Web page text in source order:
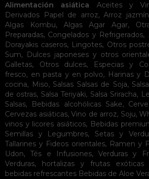
Alimentación asiática Aceites y
Derivados
Papel de arroz, Arroz jazmín
Algas Kombu, Algas Agar Agar,
Preparadas, Congelados y Refrigerados,
Dorayakis caseros, Lingotes, Otros
Sum, Dulces japoneses y otros
Galletas, Otros dulces, Especias y
fresco, en pasta y en polvo, Harinas y
cocina, Miso, Salsas Salsas de Soja,
de ostras, Salsa Teriyaki, Salsa Sriracha,
Salsas, Bebidas alcohólicas Sake,
Cervezas asiáticas, Vino de arroz, Soju,
vinos y licores asiáticos, Bebidas
Semillas y Legumbres, Setas y
Tallarines y Fideos orientales, Ramen y
Udon,Tés e Infusiones, Verduras y
Verduras, hortalizas y frutas exóticas
bebidas refrescantes Bebidas de Aloe